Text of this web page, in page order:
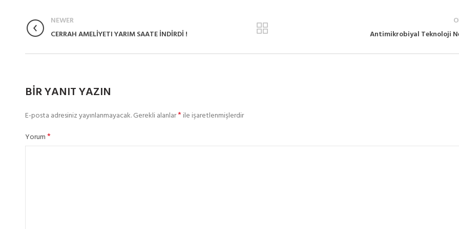
NEWER
CERRAH AMELİYETI YARIM SAATE İNDİRDİ !
Antimikrobiyal Teknoloji
BIR YANIT YAZIN
E-posta adresiniz yayınlanmayacak.Gerekli alanlar*ile işaretlenmişlerdir
Yorum*